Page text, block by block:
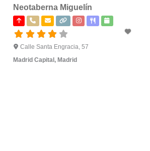
Neotaberna Miguelín
Calle Santa Engracia, 57
Madrid Capital , Madrid